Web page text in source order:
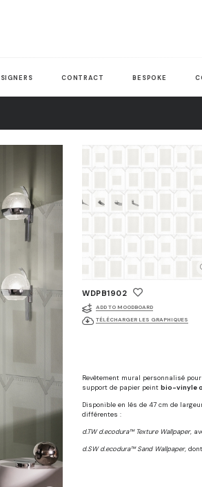
CONTRACT BESPOKE
WDPB1902
ADD TO MOODBOARD
TÉLÉCHARGER LES GRAPHIQUES
Revêtement mural personnalisé
support de papier peint bio-vinyle
Disponible en lés de 47 cm de
différentes :
d.TW d.ecodura™ Texture Wallpaper,
d.SW d.ecodura™ Sand Wallpaper,